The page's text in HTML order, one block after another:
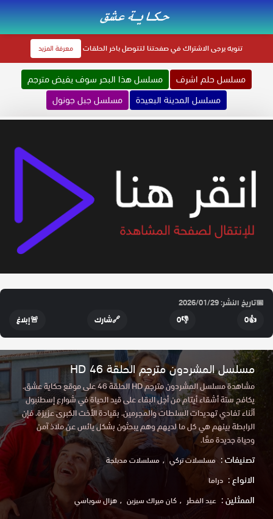
تنويهيرجى الاشتراك في صفحتنا لتتوصل باخر الحلقات معرفة المزيد
مسلسل حلم اشرف
مسلسل هذا البحر سوف يفيض مترجم
مسلسل المدينة البعيدة
مسلسل جبل جونول
📅تاريخ النشر: 2026/01/29
👍
0
👎
0
🔗شارك 🚨إبلاغ
مسلسل المشردون مترجم الحلقة 46 HD
مشاهدة مسلسل المشردون مترجم HD الحلقة 46 على موقع حكاية عشق.
يكافح ستة أشقاء أيتام من أجل البقاء على قيد الحياة في شوارع إسطنبول
أثناء تفادي تهديدات السلطات والمجرمين. بقيادة الأخت الكبرى عزيزة. فإن
الرابطة بينهم هي كل ما لديهم وهم يبحثون بشكل يائس عن ملاذ آمن
وحياة جديدة معًا.
تصنيفات : مسلسلات تركي مسلسلات مدبلجة
الانواع : دراما
الممثلين : عيد الفطر كان ميراك سيزين هزال سوباسي